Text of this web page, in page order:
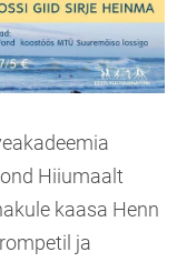
Hiiumaalt
kaasa Henn
ja